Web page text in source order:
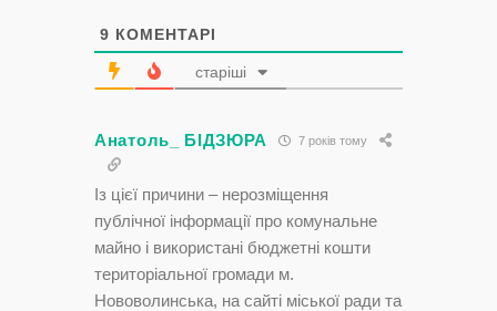
9 КОМЕНТАРІ
старіші
Анатоль_ БІДЗЮРА 7 років тому
Із цієї причини – нерозміщення
публічної інформації про комунальне
майно і використані бюджетні кошти
територіальної громади м.
Нововолинська, на сайті міської ради та